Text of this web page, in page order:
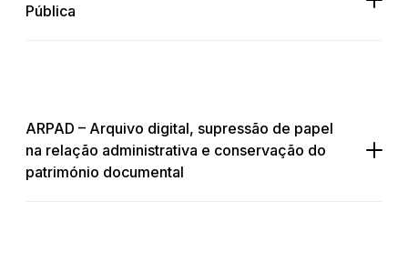
Pública
ARPAD – Arquivo digital, supressão de papel
na relação administrativa e conservação do
património documental